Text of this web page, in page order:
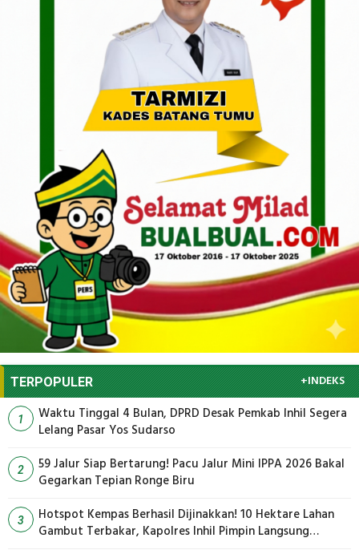
TERPOPULER +INDEKS
1
Waktu Tinggal 4 Bulan, DPRD Desak Pemkab Inhil Segera
Lelang Pasar Yos Sudarso
2
59 Jalur Siap Bertarung! Pacu Jalur Mini IPPA 2026 Bakal
Gegarkan Tepian Ronge Biru
3
Hotspot Kempas Berhasil Dijinakkan! 10 Hektare Lahan
Gambut Terbakar, Kapolres Inhil Pimpin Langsung